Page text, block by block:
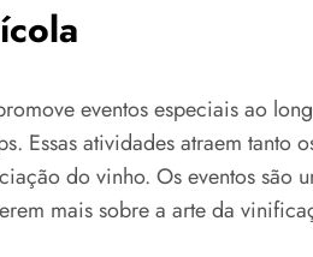
eventos especiais ao
Essas atividades atraem tanto
do vinho. Os eventos são
mais sobre a arte da